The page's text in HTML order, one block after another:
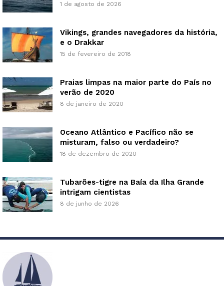
1 de agosto de 2026
Vikings, grandes navegadores da história,
e o Drakkar
15 de fevereiro de 2018
Praias limpas na maior parte do País no
verão de 2020
8 de janeiro de 2020
Oceano Atlântico e Pacífico não se
misturam, falso ou verdadeiro?
18 de dezembro de 2020
Tubarões-tigre na Baía da Ilha Grande
intrigam cientistas
8 de junho de 2026